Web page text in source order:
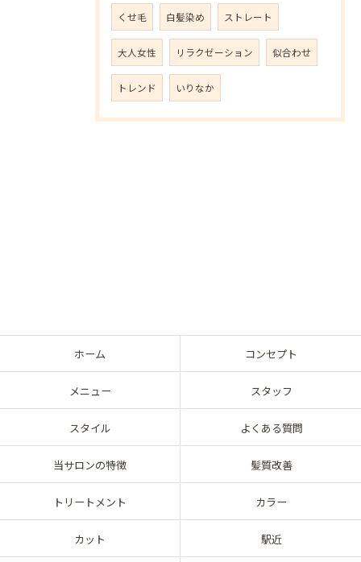
くせ毛 白髪染め ストレート
大人女性 リラクゼーション 似合わせ
トレンド いりなか
ホーム コンセプト
メニュー スタッフ
スタイル よくある質問
当サロンの特徴 髪質改善
トリートメント カラー
カット 駅近